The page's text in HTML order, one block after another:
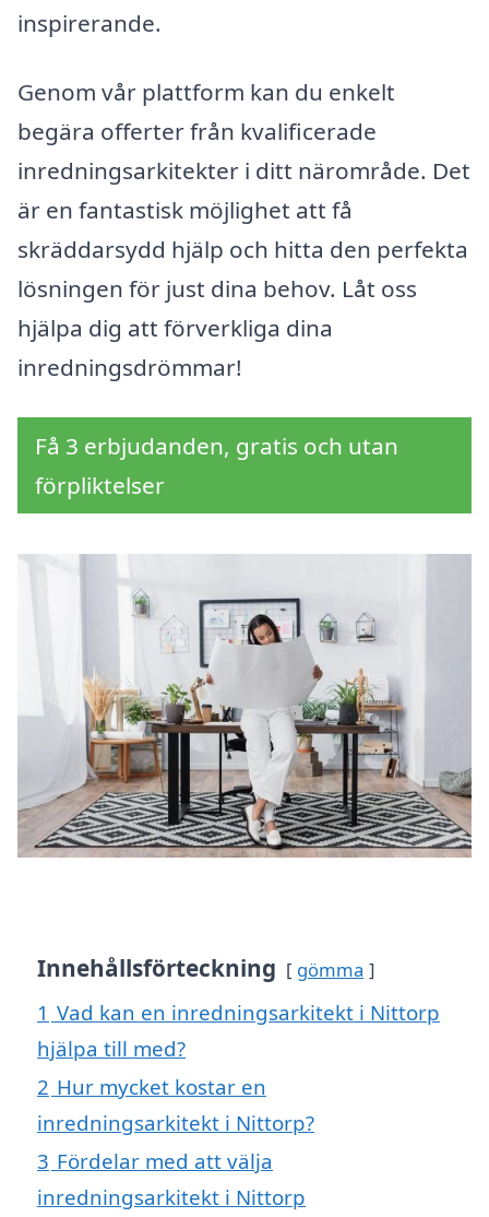
inspirerande.
Genom vår plattform kan du enkelt
begära offerter från kvalificerade
inredningsarkitekter i ditt närområde. Det
är en fantastisk möjlighet att få
skräddarsydd hjälp och hitta den perfekta
lösningen för just dina behov. Låt oss
hjälpa dig att förverkliga dina
inredningsdrömmar!
Få 3 erbjudanden, gratis och utan
förpliktelser
Innehållsförteckning gömma
1 Vad kan en inredningsarkitekt i Nittorp
hjälpa till med?
2 Hur mycket kostar en
inredningsarkitekt i Nittorp?
3 Fördelar med att välja
inredningsarkitekt i Nittorp